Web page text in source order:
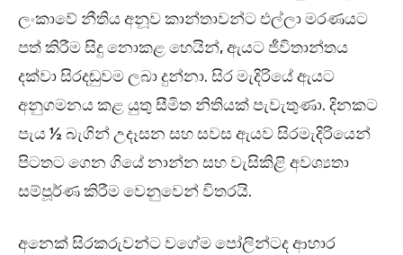
ලංකාවේ නීතිය අනූව කාන්තාවන්ට එල්ලා මරණයට
පත් කිරීම සිදු නොකළ හෙයින්, ඇයට ජීවිතාන්තය
දක්වා සිරදඬුවම ලබා දුන්නා. සිර මැදිරියේ ඇයට
අනුගමනය කළ යුතු සීමිත නිතියක් පැවැතුණා. දිනකට
පැය ½ බැගින් උදෑසන සහ සවස ඇයව සිරමැදිරියෙන්
පිටතට ගෙන ගියේ නාන්න සහ වැසිකිළි අවශ්‍යතා
සම්පූර්ණ කිරීම වෙනුවෙන් විතරයි.
අනෙක් සිරකරුවන්ට වගේම පෝලින්ටද ආහාර